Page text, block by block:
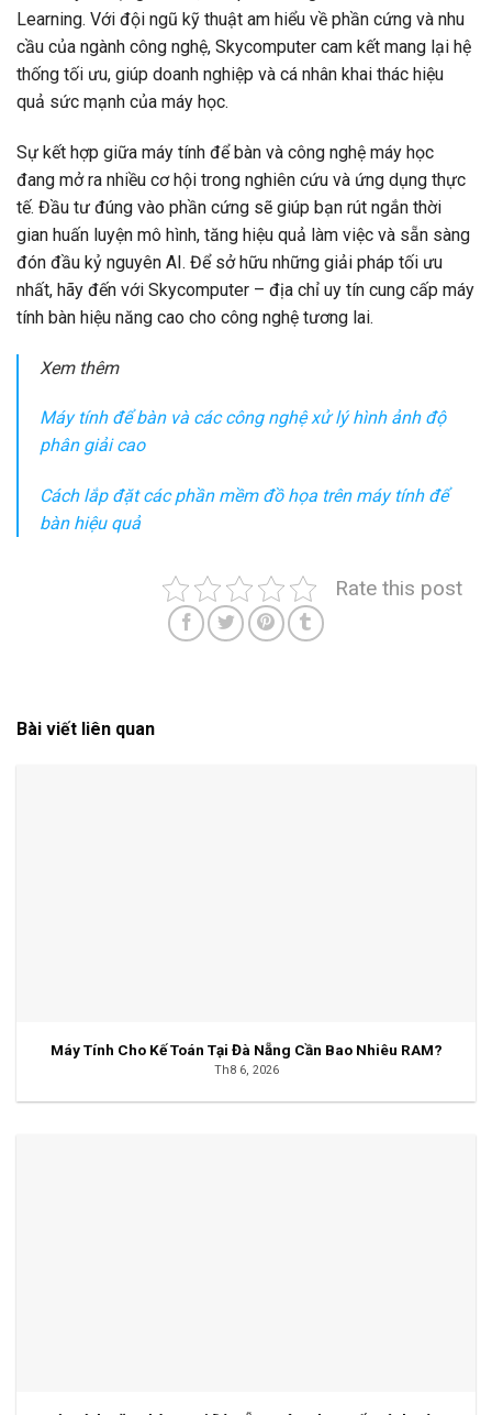
Learning. Với đội ngũ kỹ thuật am hiểu về phần cứng và nhu
cầu của ngành công nghệ, Skycomputer cam kết mang lại hệ
thống tối ưu, giúp doanh nghiệp và cá nhân khai thác hiệu
quả sức mạnh của máy học.
Sự kết hợp giữa máy tính để bàn và công nghệ máy học
đang mở ra nhiều cơ hội trong nghiên cứu và ứng dụng thực
tế. Đầu tư đúng vào phần cứng sẽ giúp bạn rút ngắn thời
gian huấn luyện mô hình, tăng hiệu quả làm việc và sẵn sàng
đón đầu kỷ nguyên AI. Để sở hữu những giải pháp tối ưu
nhất, hãy đến với Skycomputer – địa chỉ uy tín cung cấp máy
tính bàn hiệu năng cao cho công nghệ tương lai.
Xem thêm
Máy tính để bàn và các công nghệ xử lý hình ảnh độ
phân giải cao
Cách lắp đặt các phần mềm đồ họa trên máy tính để
bàn hiệu quả
Rate this post
Bài viết liên quan
Máy Tính Cho Kế Toán Tại Đà Nẵng Cần Bao Nhiêu RAM?
Th8 6, 2026